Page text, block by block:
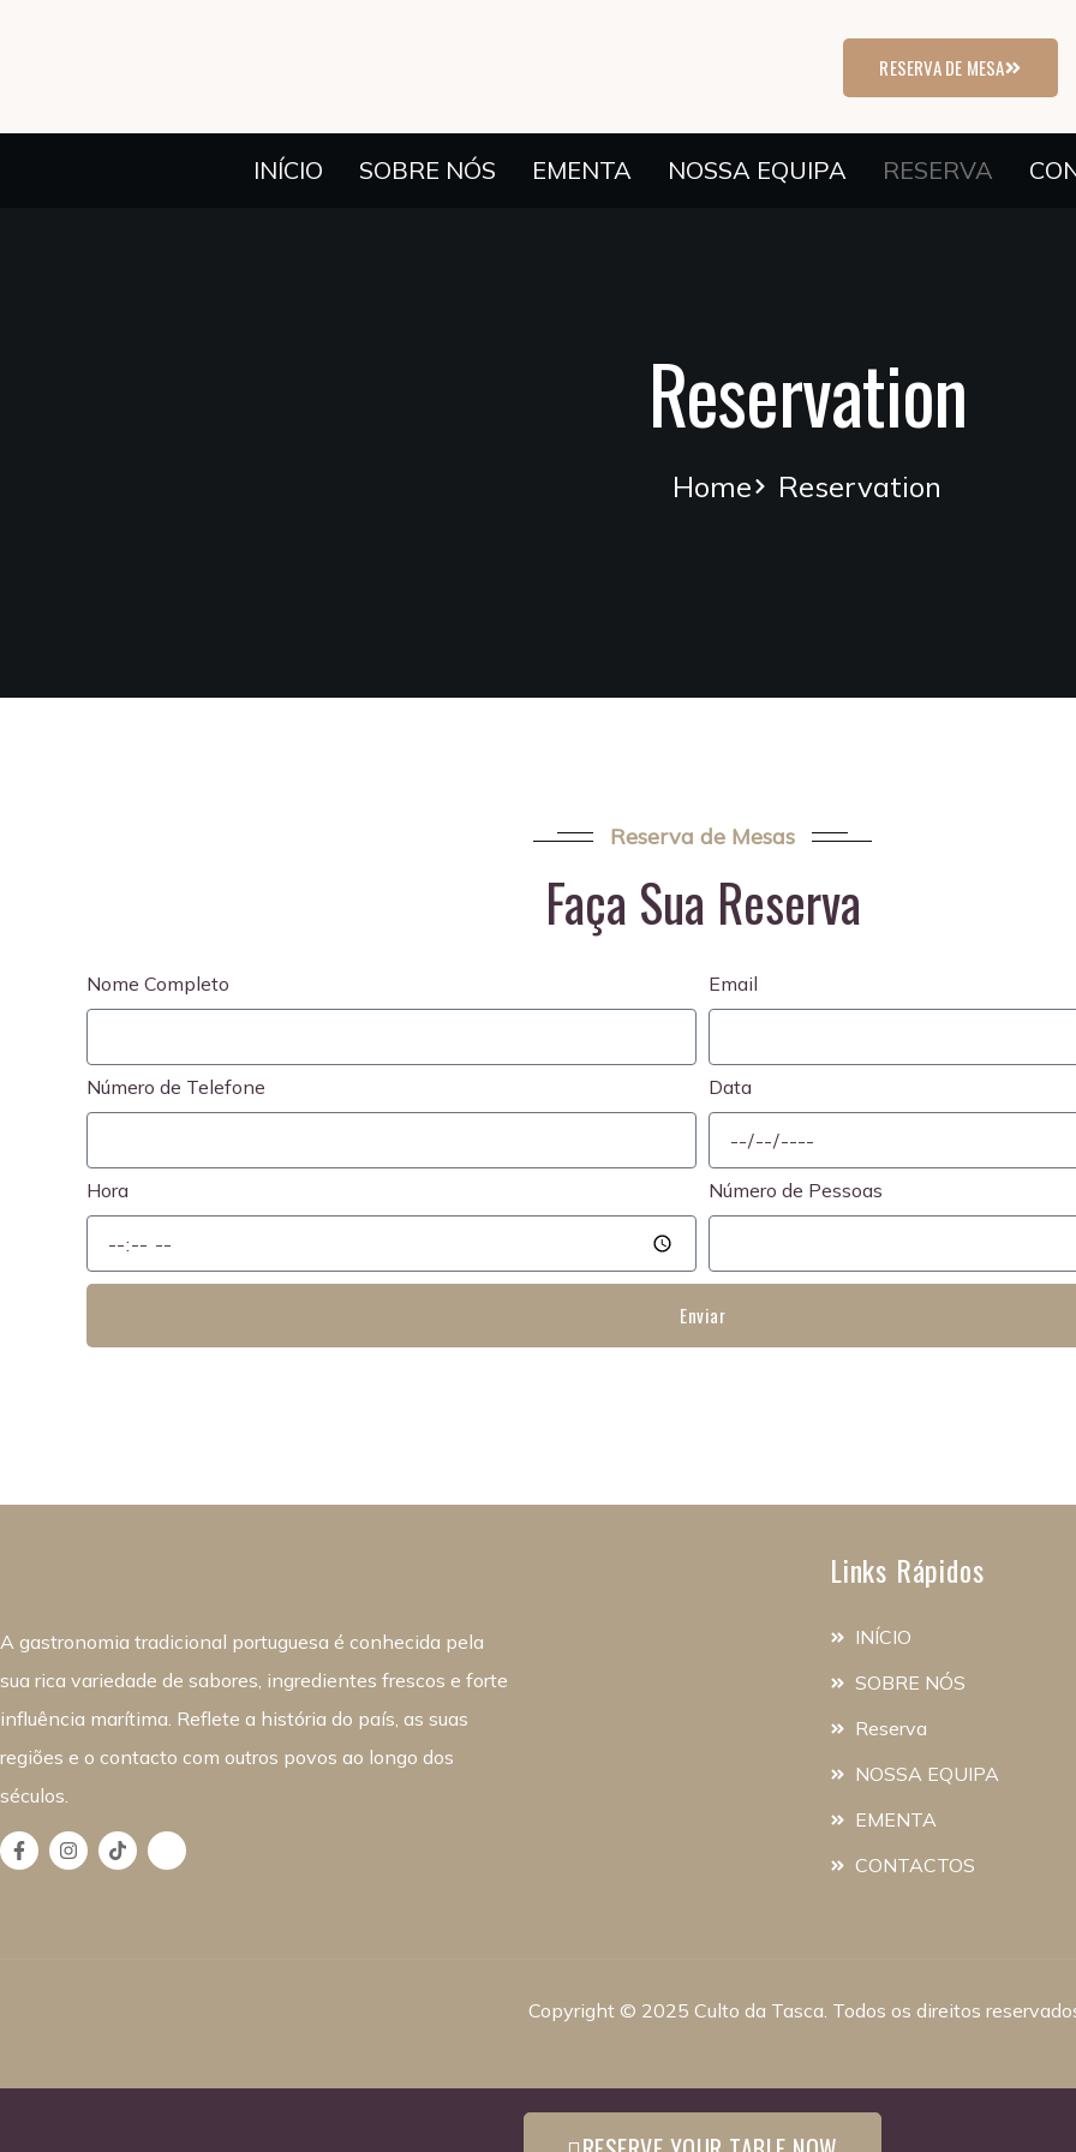
RESERVA DE MESA
INÍCIO SOBRE NÓS EMENTA NOSSA EQUIPA RESERVA
Reservation
Home Reservation
Reserva de Mesas
Faça Sua Reserva
Nome Completo Email
Número de Telefone Data
Hora Número de Pessoas
Enviar
A gastronomia tradicional portuguesa é conhecida pela
sua rica variedade de sabores, ingredientes frescos e forte
influência marítima. Reflete a história do país, as suas
regiões e o contacto com outros povos ao longo dos
séculos.
Links Rápidos
INÍCIO
SOBRE NÓS
Reserva
NOSSA EQUIPA
EMENTA
CONTACTOS
Copyright © 2025 Culto da Tasca. Todos os direitos